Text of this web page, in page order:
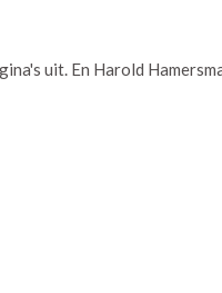
uit. En Harold